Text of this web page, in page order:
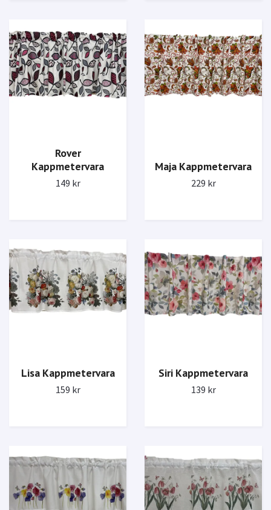
Rover
Kappmetervara
149 kr
Maja Kappmetervara
229 kr
Lisa Kappmetervara
159 kr
Siri Kappmetervara
139 kr